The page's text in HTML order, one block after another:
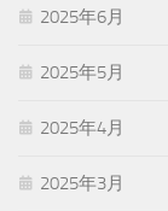
2025年6月
2025年5月
2025年4月
2025年3月